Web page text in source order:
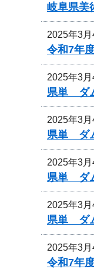
岐阜県美
2025年3
令和7年
2025年3
県単 ダ
2025年3
県単 ダ
2025年3
県単 ダ
2025年3
県単 ダ
2025年3
令和7年